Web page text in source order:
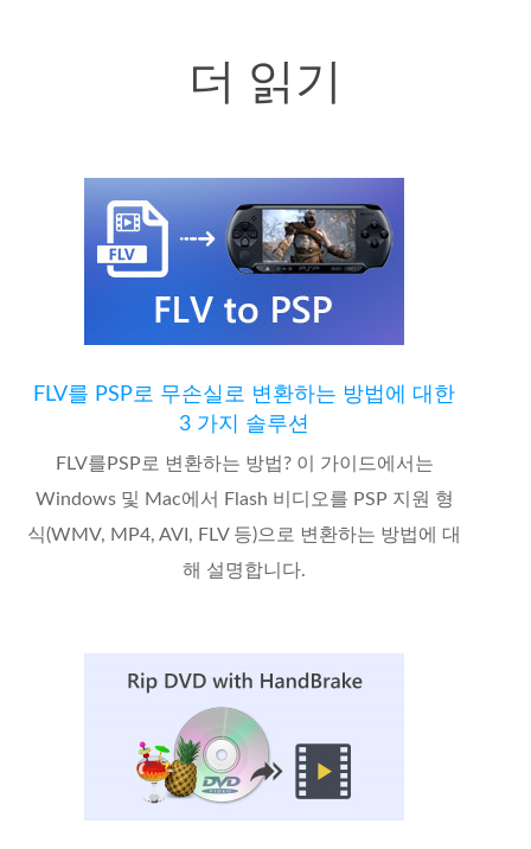
더 읽기
FLV를 PSP로 무손실로 변환하는 방법에 대한
3 가지 솔루션
FLV를PSP로 변환하는 방법? 이 가이드에서는
Windows 및 Mac에서 Flash 비디오를 PSP 지원 형
식(WMV, MP4, AVI, FLV 등)으로 변환하는 방법에 대
해 설명합니다.